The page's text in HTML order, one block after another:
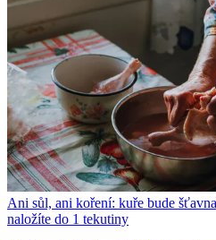
Ani sůl, ani koření: kuře bude
naložíte do 1 tekutiny